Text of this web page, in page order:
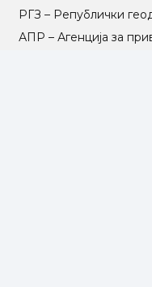
РГЗ – Републички
АПР – Агенција за